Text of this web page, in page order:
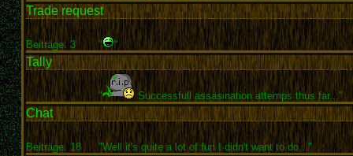
Trade request
Beiträge: 3 " "
Tally
" Successfull assasination attemps thus far..."
Chat
Beiträge: 18 "Well it's quite a lot of fun I didn't want to do..."